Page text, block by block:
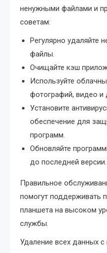
ненужными файлами и
советам:
Регулярно удаляйте
файлы.
Очищайте кэш
Используйте
фотографий, видео и
Установите
обеспечение для
программ.
Обновляйте
до последней версии.
Правильное
помогут поддерживать
планшета на высоком
службы.
Удаление всех данных